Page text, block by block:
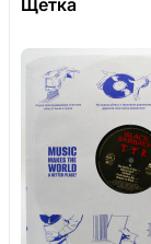
Щетка